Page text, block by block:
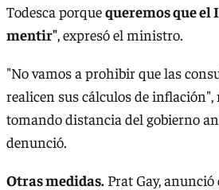
Todesca porquequeremos que el
mentir", expresó el ministro.
"No vamos a prohibir que las
realicen sus cálculos de
tomando distancia del gobierno
denunció.
Otras medidas. Prat Gay,